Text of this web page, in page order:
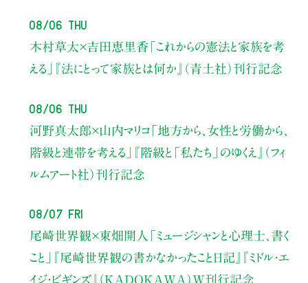
08/06 Thu
木村草太×吉田恵里香 「これからの憲法と家族を考
える」
『法にとって家族とは何か』（青土社）刊行記念
08/06 Thu
河野真太郎×山内マリコ「地方から、女性と労働から、
階級と連帯を考える」
『階級と「私たち」のゆくえ』（フィ
ルムアート社）刊行記念
08/07 Fri
尾崎世界観×東畑開人
「ミュージシャンと心理士、書く
こと」
『尾崎世界観の書かなかったこと日記』『ミドル・エ
イジ・ビギンズ』（KADOKAWA）W刊行記念